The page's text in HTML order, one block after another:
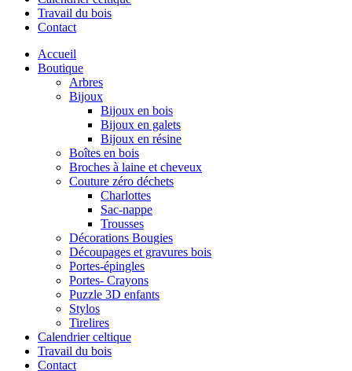
Travail du bois
Contact
Accueil
Boutique
Arbres
Bijoux
Bijoux en bois
Bijoux en galets
Bijoux en résine
Boîtes en bois
Broches à laine et cheveux
Couture zéro déchets
Charlottes
Sac-nappe
Trousses
Décorations Bougies
Découpages et gravures bois
Portes-épingles
Portes- Crayons
Puzzle 3D enfants
Stylos
Tirelires
Calendrier celtique
Travail du bois
Contact